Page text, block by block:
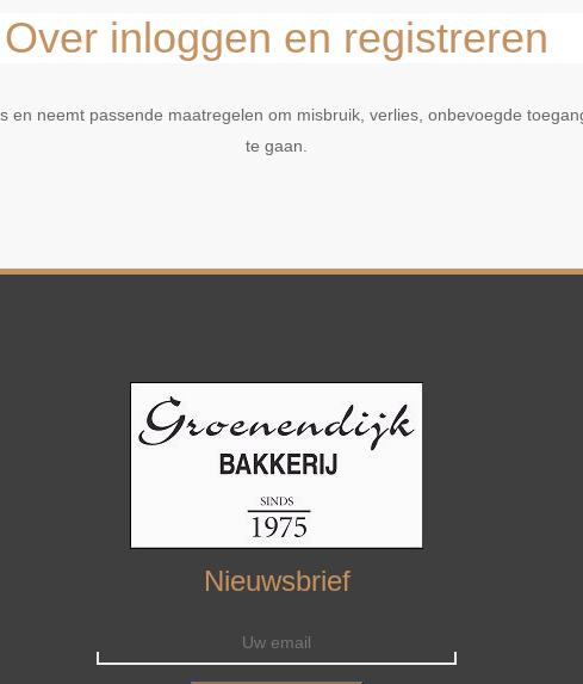
Over inloggen en registreren
neemt passende maatregelen om misbruik, verlies, onbevoegde
te gaan.
Nieuwsbrief